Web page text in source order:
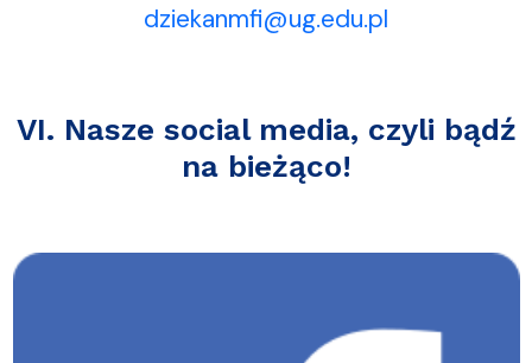
dziekanmfi@ug.edu.pl
VI. Nasze social media, czyli bądź
na bieżąco!